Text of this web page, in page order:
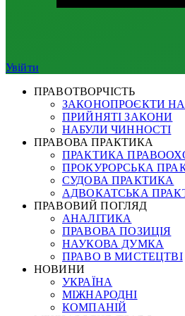
Увійти
ПРАВОТВОРЧІСТЬ
ЗАКОНОПРОЄКТИ НА
ПРИЙНЯТІ ЗАКОНИ
НАБУЛИ ЧИННОСТІ
ПРАВОВА ПРАКТИКА
ПРАКТИКА
ПРОКУРОРСЬКА
СУДОВА ПРАКТИКА
АДВОКАТСЬКА
ПРАВОВИЙ ПОГЛЯД
АНАЛІТИКА
ПРАВОВА ПОЗИЦІЯ
НАУКОВА ДУМКА
ПРАВО В МИСТЕЦТВІ
НОВИНИ
УКРАЇНА
МІЖНАРОДНІ
КОМПАНІЙ